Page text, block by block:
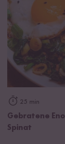
25 min
Gebratene
Spinat